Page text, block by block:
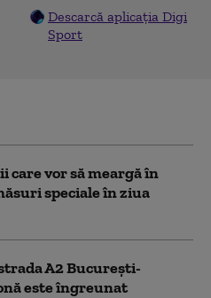
Descarcă aplicația Digi
Sport
care vor să meargă în
speciale în ziua
A2 București-
este îngreunat